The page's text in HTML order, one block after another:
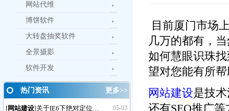
网站代维
博饼软件
大转盘抽奖软件
全景摄影
软件开发
热门资讯 更多>>
05-03
[网站建设]关于IE6下绝对定位…
目前厦门市场
几万的都有，
如何慧眼识珠
望对您能有所
网站建设是技
还有SEO推广